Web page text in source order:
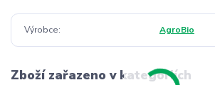
Výrobce AgroBio
Zboží zařazeno v kategoriích